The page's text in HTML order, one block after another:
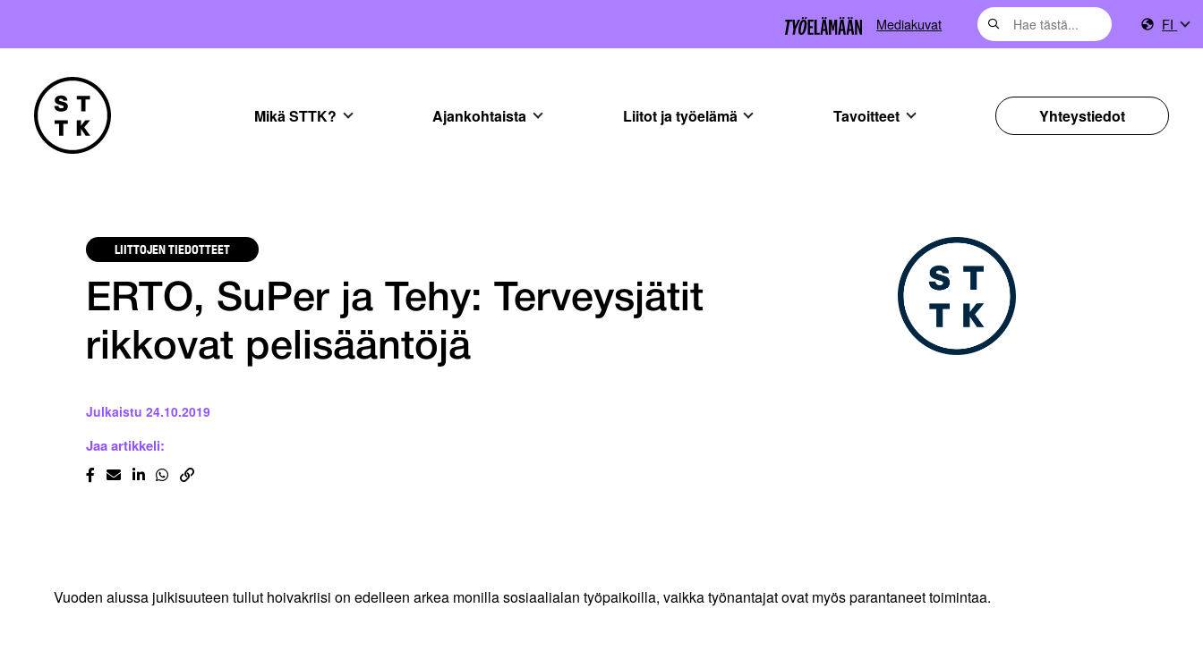
Mediakuvat FI
Mikä STTK? Ajankohtaista Liitot ja työelämä Tavoitteet Yhteystiedot
LIITTOJEN TIEDOTTEET
ERTO, SuPer ja Tehy: Terveysjätit
rikkovat pelisääntöjä
Julkaistu 24.10.2019
Jaa artikkeli:
Vuoden alussa julkisuuteen tullut hoivakriisi on edelleen arkea monilla sosiaalialan työpaikoilla, vaikka työnantajat ovat myös parantaneet toimintaa.